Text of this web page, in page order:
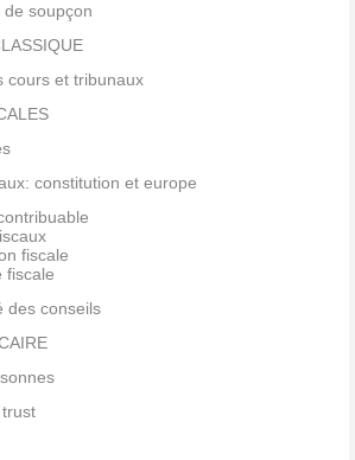
soupçon
cours et tribunaux
constitution et europe
fiscale
fiscale
des conseils